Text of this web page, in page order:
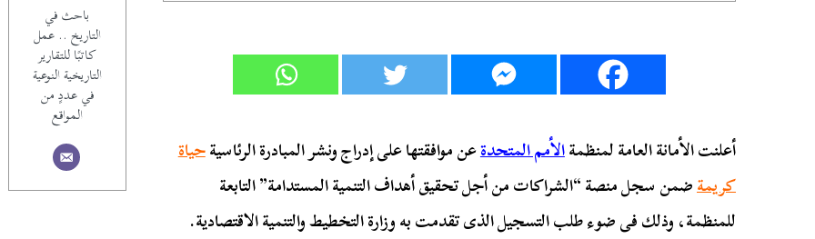
باحث في
التاريخ .. عمل
كاتبًا للتقارير
التاريخية النوعية
في عددٍ من
المواقع
أعلنت الأمانة العامة لمنظمةالأمم المتحدةعن موافقتها على إدراج ونشر المبادرة الرئاسيةحياة
كريمةضمن سجل منصة “الشراكات من أجل تحقيق أهداف التنمية المستدامة” التابعة
للمنظمة، وذلك فى ضوء طلب التسجيل الذى تقدمت به وزارة التخطيط والتنمية الاقتصادية.